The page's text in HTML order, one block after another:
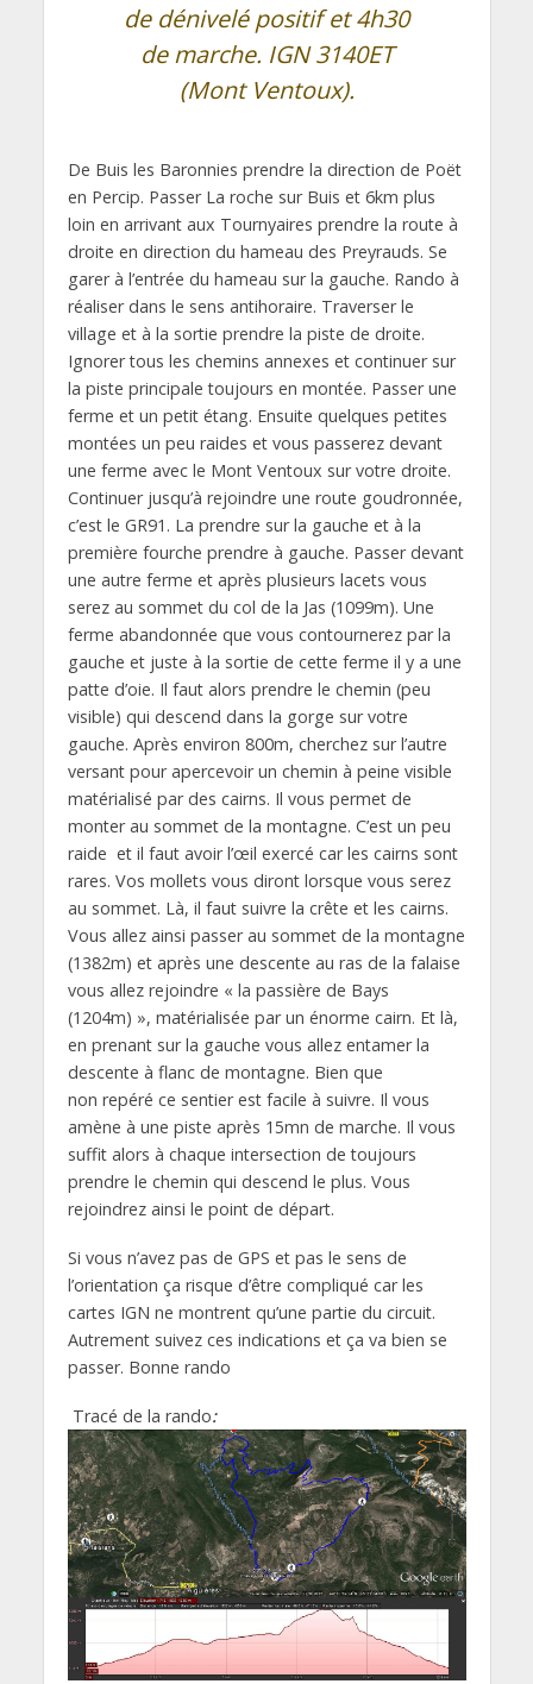
de dénivelé positif et 4h30
de marche. IGN 3140ET
(Mont Ventoux).
De Buis les Baronnies prendre la direction de Poët
en Percip. Passer La roche sur Buis et 6km plus
loin en arrivant aux Tournyaires prendre la route à
droite en direction du hameau des Preyrauds. Se
garer à l’entrée du hameau sur la gauche. Rando à
réaliser dans le sens antihoraire. Traverser le
village et à la sortie prendre la piste de droite.
Ignorer tous les chemins annexes et continuer sur
la piste principale toujours en montée. Passer une
ferme et un petit étang. Ensuite quelques petites
montées un peu raides et vous passerez devant
une ferme avec le Mont Ventoux sur votre droite.
Continuer jusqu’à rejoindre une route goudronnée,
c’est le GR91. La prendre sur la gauche et à la
première fourche prendre à gauche. Passer devant
une autre ferme et après plusieurs lacets vous
serez au sommet du col de la Jas (1099m). Une
ferme abandonnée que vous contournerez par la
gauche et juste à la sortie de cette ferme il y a une
patte d’oie. Il faut alors prendre le chemin (peu
visible) qui descend dans la gorge sur votre
gauche. Après environ 800m, cherchez sur l’autre
versant pour apercevoir un chemin à peine visible
matérialisé par des cairns. Il vous permet de
monter au sommet de la montagne. C’est un peu
raide et il faut avoir l’œil exercé car les cairns sont
rares. Vos mollets vous diront lorsque vous serez
au sommet. Là, il faut suivre la crête et les cairns.
Vous allez ainsi passer au sommet de la montagne
(1382m) et après une descente au ras de la falaise
vous allez rejoindre « la passière de Bays
(1204m) », matérialisée par un énorme cairn. Et là,
en prenant sur la gauche vous allez entamer la
descente à flanc de montagne. Bien que
non repéré ce sentier est facile à suivre. Il vous
amène à une piste après 15mn de marche. Il vous
suffit alors à chaque intersection de toujours
prendre le chemin qui descend le plus. Vous
rejoindrez ainsi le point de départ.
Si vous n’avez pas de GPS et pas le sens de
l’orientation ça risque d’être compliqué car les
cartes IGN ne montrent qu’une partie du circuit.
Autrement suivez ces indications et ça va bien se
passer. Bonne rando
Tracé de la rando: